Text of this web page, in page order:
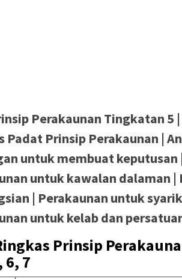
Perakaunan Tingkatan 5 |
Padat Prinsip Perakaunan |
untuk membuat keputusan
untuk kawalan dalaman |
| Perakaunan untuk
untuk kelab dan
Prinsip
6, 7